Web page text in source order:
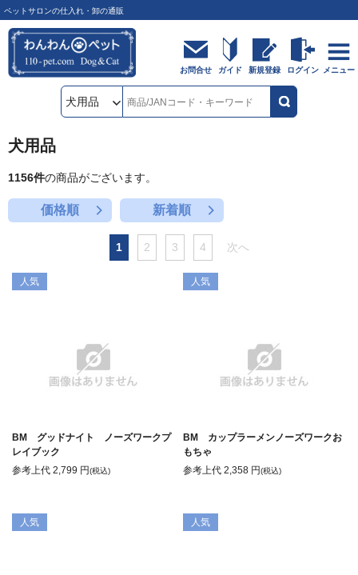
ペットサロンの仕入れ・卸の通販
ログイン
新規登録
ガイド
お問合せ メニュー
犬用品
1156件の商品がございます。
価格順 新着順
1 2 3 4 次へ
人気
BM グッドナイト ノーズワークプ
レイブック
参考上代 2,799 円(税込)
人気
BM カップラーメンノーズワークお
もちゃ
参考上代 2,358 円(税込)
人気 人気